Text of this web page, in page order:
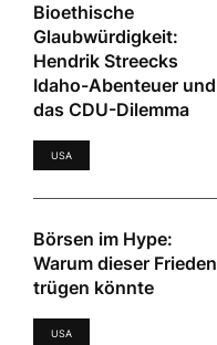
Bioethische
Glaubwürdigkeit:
Hendrik Streecks
Idaho-Abenteuer und
das CDU-Dilemma
USA
Börsen im Hype:
Warum dieser Frieden
trügen könnte
USA